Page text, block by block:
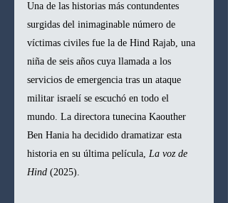
Una de las historias más contundentes
surgidas del inimaginable número de
víctimas civiles fue la de Hind Rajab, una
niña de seis años cuya llamada a los
servicios de emergencia tras un ataque
militar israelí se escuchó en todo el
mundo. La directora tunecina Kaouther
Ben Hania ha decidido dramatizar esta
historia en su última película, La voz de
Hind (2025).